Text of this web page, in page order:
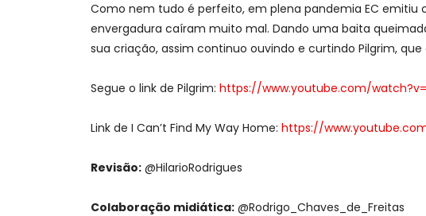
Como nem tudo é perfeito, em plena pandemia EC emitiu
envergadura caíram muito mal. Dando uma baita
sua criação, assim continuo ouvindo e curtindo Pilgrim,
Segue o link de Pilgrim: https://www.youtube.com/
Link de I Can’t Find My Way Home: https://
Revisão: @HilarioRodrigues
Colaboração midiática: @Rodrigo_Chaves_de_Freitas